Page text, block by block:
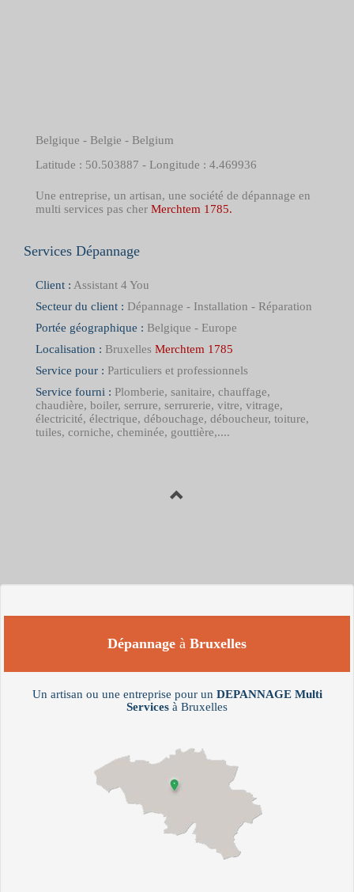
Belgique - Belgie - Belgium
Latitude : 50.503887 - Longitude : 4.469936
Une entreprise, un artisan, une société de dépannage en
multi services pas cher Merchtem 1785.
Services Dépannage
Client : Assistant 4 You
Secteur du client : Dépannage - Installation - Réparation
Portée géographique : Belgique - Europe
Localisation : Bruxelles Merchtem 1785
Service pour : Particuliers et professionnels
Service fourni : Plomberie, sanitaire, chauffage,
chaudière, boiler, serrure, serrurerie, vitre, vitrage,
électricité, électrique, débouchage, déboucheur, toiture,
tuiles, corniche, cheminée, gouttière,....
Dépannage à Bruxelles
Un artisan ou une entreprise pour un DEPANNAGE Multi
Services à Bruxelles